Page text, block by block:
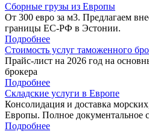
Сборные грузы из Европы
От 300 евро за м3. Предлагаем
границы ЕС-РФ в Эстонии.
Подробнее
Стоимость услуг таможенного
Прайс-лист на 2026 год на
брокера
Подробнее
Складские услуги в Европе
Консолидация и доставка
Европы. Полное документальное
Подробнее